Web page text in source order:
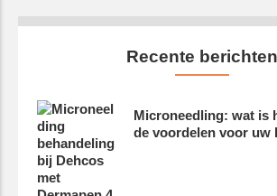
Recente berichten
Microneedling: wat is
de voordelen voor uw